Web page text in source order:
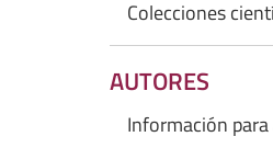
Colecciones
AUTORES
Información